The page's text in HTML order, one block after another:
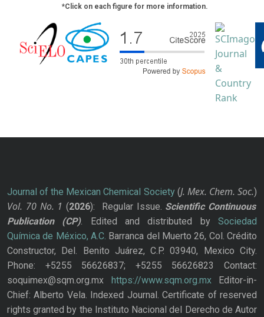
*Click on each figure for more information.
Journal of the Mexican Chemical Society(J. Mex. Chem. Soc.)
Vol. 70 No. 1 (2026): Regular Issue. Scientific Continuous
Publication
(CP). Edited and distributed bySociedad
Química de México, A.C. Barranca del Muerto 26, Col. Crédito
Constructor, Del. Benito Juárez, C.P. 03940, Mexico City.
Phone: +5255 56626837; +5255 56626823 Contact:
soquimex@sqm.org.mx https://www.sqm.org.mxEditor-in-
Chief: Alberto Vela. Indexed Journal. Certificate of reserved
rights granted by the Instituto Nacional del Derecho de Autor